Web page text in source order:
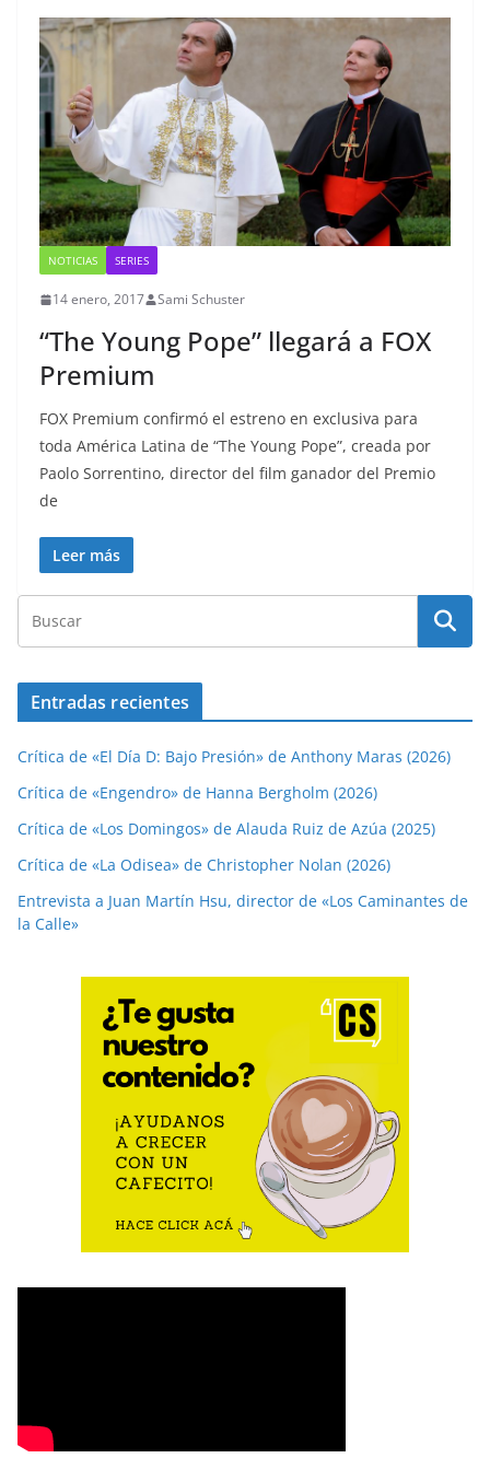
NOTICIAS SERIES
14 enero, 2017 Sami Schuster
“The Young Pope” llegará a FOX
Premium
FOX Premium confirmó el estreno en exclusiva para
toda América Latina de “The Young Pope”, creada por
Paolo Sorrentino, director del film ganador del Premio
de
Leer más
Entradas recientes
Crítica de «El Día D: Bajo Presión» de Anthony Maras (2026)
Crítica de «Engendro» de Hanna Bergholm (2026)
Crítica de «Los Domingos» de Alauda Ruiz de Azúa (2025)
Crítica de «La Odisea» de Christopher Nolan (2026)
Entrevista a Juan Martín Hsu, director de «Los Caminantes de
la Calle»